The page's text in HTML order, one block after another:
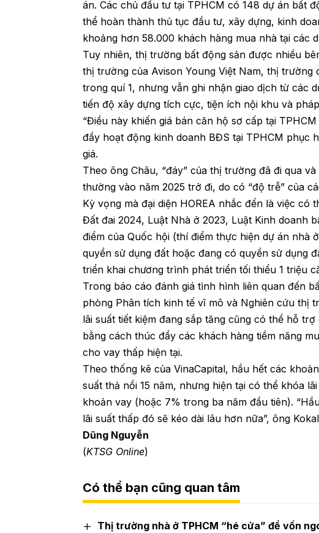
án. Các chủ đầu tư tại TPHCM có 148 dự án bất
thể hoàn thành thủ tục đầu tư, xây dựng, kinh
khoảng hơn 58.000 khách hàng mua nhà tại các
Tuy nhiên, thị trường bất động sản được nhiều
thị trường của Avison Young Việt Nam, thị
trong quí 1, nhưng vẫn ghi nhận giao dịch từ các
tiến độ xây dựng tích cực, tiện ích nội khu và
“Điều này khiến giá bán căn hộ sơ cấp tại
đẩy hoạt động kinh doanh BĐS tại TPHCM phục
giá.
Theo ông Châu, “đáy” của thị trường đã đi qua
thường vào năm 2025 trở đi, do có “độ trễ” của
Kỳ vọng mà đại diện HOREA nhắc đến là việc
Đất đai 2024, Luật Nhà ở 2023, Luật Kinh doanh
điểm của Quốc hội (thí điểm thực hiện dự án nhà
quyền sử dụng đất hoặc đang có quyền sử dụng
triển khai chương trình phát triển tối thiểu 1 triệu
Trong báo cáo đánh giá tình hình liên quan đến
phòng Phân tích kinh tế vĩ mô và Nghiên cứu thị
lãi suất tiết kiệm đang sắp tăng cũng có thể hỗ
bằng cách thúc đẩy các khách hàng tiềm năng
cho vay thấp hiện tại.
Theo thống kê của VinaCapital, hầu hết các
suất thả nổi 15 năm, nhưng hiện tại có thể khóa
khoản vay (hoặc 7% trong ba năm đầu tiên).
lãi suất thấp đó sẽ kéo dài lâu hơn nữa”, ông
Dũng Nguyễn
(KTSG Online)
Có thể bạn cũng quan tâm
Thị trường nhà ở TPHCM “hé cửa” để vốn